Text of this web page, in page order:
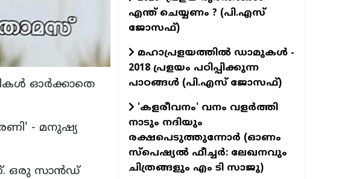
ഓര്‍ക്കാതെ
- മനുഷ്യ
ഒരു സാന്‍ഡ്
എന്ത് ചെയ്യണം ? (പി.എസ്
ജോസഫ്‌)
മഹാപ്രളയത്തില്‍ ഡാമുകള്‍ -
2018 പ്രളയം പഠിപ്പിക്കുന്ന
പാഠങ്ങള്‍ (പി.എസ് ജോസഫ്‌)
'കളരീവനം' വനം വളര്‍ത്തി
നാടും നദിയും
രക്ഷപെടുത്തുന്നോര്‍ (ഓണം
സ്പെഷ്യല്‍ ഫീച്ചര്‍: ലേഖനവും
ചിത്രങ്ങളും എം ടി സാജു)